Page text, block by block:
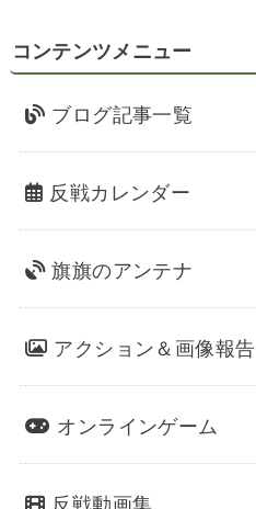
コンテンツメニュー
ブログ記事一覧
反戦カレンダー
旗旗のアンテナ
アクション＆画像報告
オンラインゲーム
反戦動画集